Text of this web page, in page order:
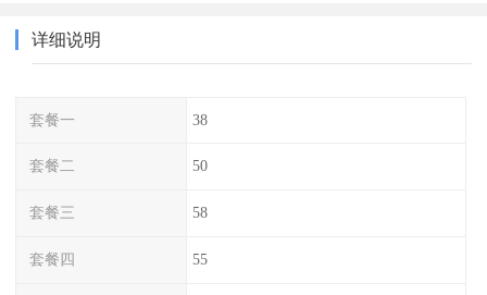
详细说明
套餐一 38
套餐二 50
套餐三 58
套餐四 55